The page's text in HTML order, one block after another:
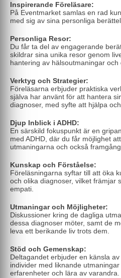
Inspirerande Föreläsare:
På Eventmarket samlas en rad
med sig av sina personliga
Personliga Resor:
Du får ta del av engagerande
skildrar sina unika resor genom
hantering av hälsoutmaningar och
Verktyg och Strategier:
Föreläsarna erbjuder praktiska
själva har använt för att hantera
diagnoser, med syfte att hjälpa
Djup Inblick i ADHD:
En särskild fokuspunkt är en
med ADHD, där du får möjlighet
utmaningarna och också
Kunskap och Förståelse:
Föreläsningarna syftar till att öka
och olika diagnoser, vilket främjar
empati.
Utmaningar och Möjligheter:
Diskussioner kring de dagliga
dessa diagnoser möter, samt de
leva ett berikande liv trots dem.
Stöd och Gemenskap:
Deltagandet erbjuder en känsla
individer med liknande
erfarenheter och lära av varandra.